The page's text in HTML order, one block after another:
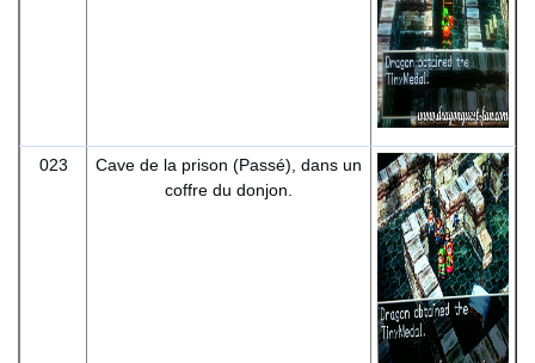
023
Cave de la prison (Passé), dans un
coffre du donjon.